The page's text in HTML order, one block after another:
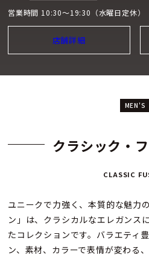
営業時間 10:30～19:30（水曜日定休）
店舗詳細
MEN'S
クラシック・
CLASSIC
ユニークで力強く、本質的な魅力
ン」は、クラシカルなエレガンス
たコレクションです。バラエティ
ン、素材、カラーで表情が変わる